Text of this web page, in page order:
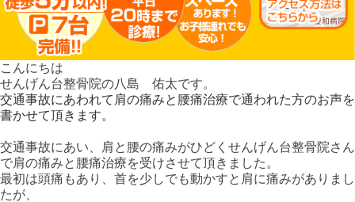
こんにちは
せんげん台整骨院の八島 佑太です。
交通事故にあわれて肩の痛みと腰痛治療で通われた方のお声を
書かせて頂きます。
交通事故にあい、肩と腰の痛みがひどくせんげん台整骨院さん
で肩の痛みと腰痛治療を受けさせて頂きました。
最初は頭痛もあり、首を少しでも動かすと肩に痛みがありまし
たが、